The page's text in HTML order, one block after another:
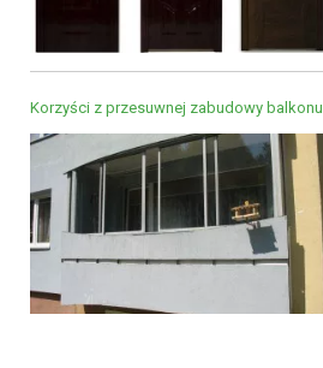
Korzyści z przesuwnej zabudowy balkonu